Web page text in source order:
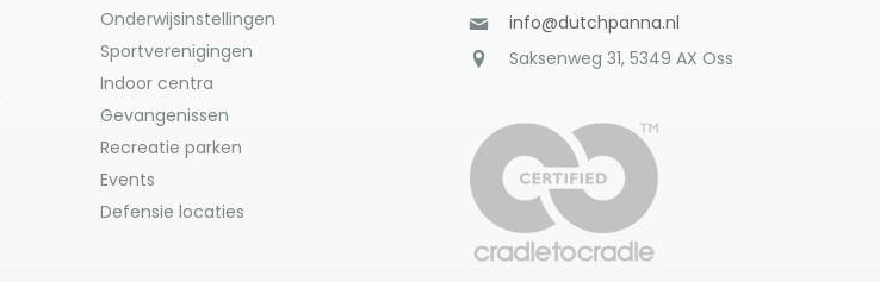
Onderwijsinstellingen
Sportverenigingen
Indoor centra
Gevangenissen
Recreatie parken
Events
Defensie locaties
info@dutchpanna.nl
Saksenweg 31, 5349 AX Oss